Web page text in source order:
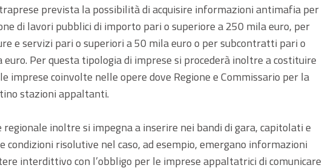
prevista la possibilità di acquisire informazioni antimafia per
di lavori pubblici di importo pari o superiore a 250 mila euro, per
e servizi pari o superiori a 50 mila euro o per subcontratti pari o
Per questa tipologia di imprese si procederà inoltre a costituire
imprese coinvolte nelle opere dove Regione e Commissario per la
stazioni appaltanti.
regionale inoltre si impegna a inserire nei bandi di gara, capitolati e
condizioni risolutive nel caso, ad esempio, emergano informazioni
interdittivo con l’obbligo per le imprese appaltatrici di comunicare